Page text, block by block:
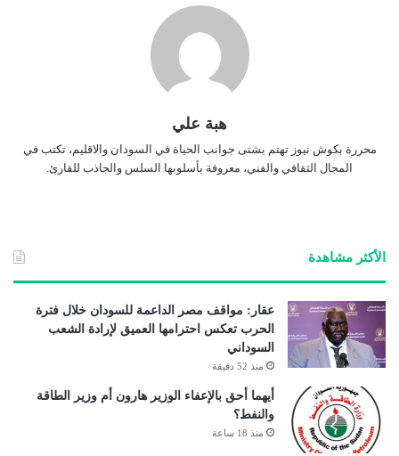
هبة علي
محررة بكوش نيوز تهتم بشتى جوانب الحياة في السودان والاقليم، تكتب في
المجال الثقافي والفني، معروفة بأسلوبها السلس والجاذب للقارئ.
الأكثر مشاهدة
عقار: مواقف مصر الداعمة للسودان خلال فترة
الحرب تعكس احترامها العميق لإرادة الشعب
السوداني
منذ 52 دقيقة
أيهما أحق بالإعفاء الوزير هارون أم وزير الطاقة
والنفط؟
منذ 18 ساعة